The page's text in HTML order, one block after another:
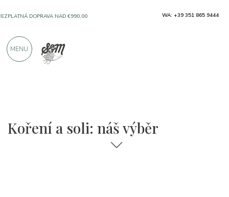
Koření a soli: náš výběr
DOPRAVA NAD €990,00
PRODUKTY OD VYNIKAJÍCÍCH VÝROBCŮ
WA: +39 351 865 9444
MENU